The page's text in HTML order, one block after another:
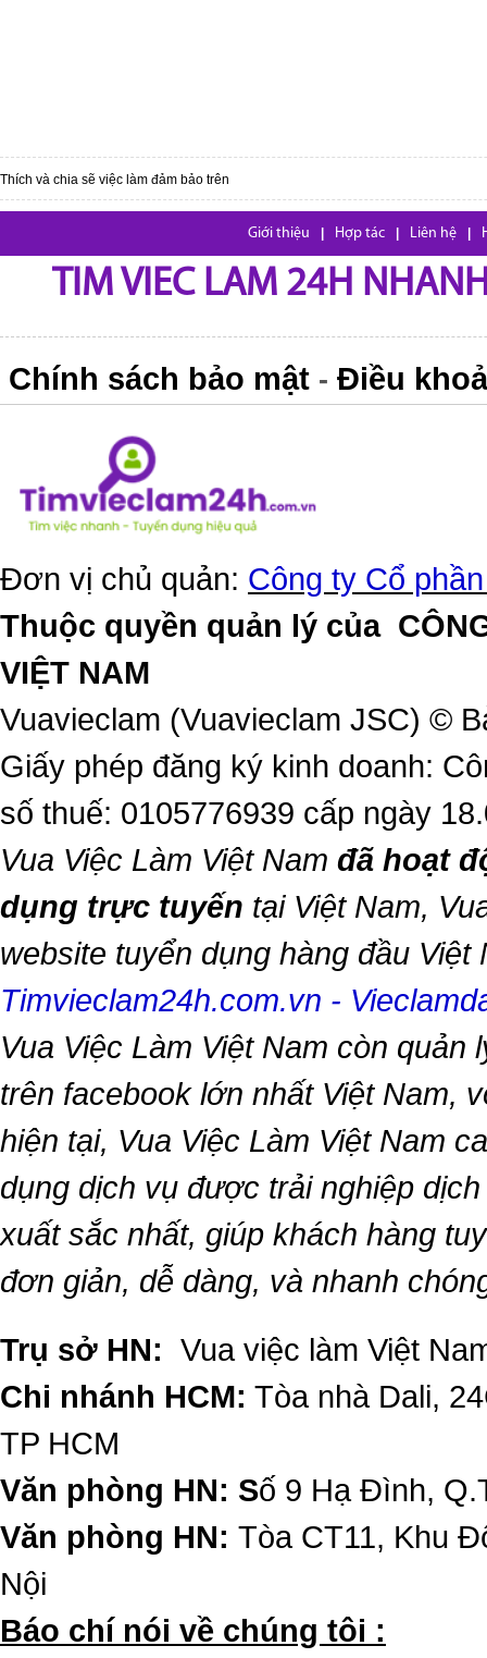
Thích và chia sẽ việc làm đảm bảo trên
Giới thiệu Hợp tác Liên hệ
TIM VIEC LAM 24H
Chính sách bảo mật - Điều
Đơn vị chủ quản: Công ty Cổ
Thuộc quyền quản lý của
VIỆT NAM
Vuavieclam (Vuavieclam JSC) ©
Giấy phép đăng ký kinh doanh:
số thuế: 0105776939 cấp ngày
Vua Việc Làm Việt Nam đã hoạt
dụng trực tuyến tại Việt Nam,
website tuyển dụng hàng đầu
Timvieclam24h.com.vn -
Vua Việc Làm Việt Nam còn quản
trên facebook lớn nhất Việt Nam,
hiện tại, Vua Việc Làm Việt Nam
dụng dịch vụ được trải nghiệp
xuất sắc nhất, giúp khách hàng
đơn giản, dễ dàng, và nhanh
Trụ sở HN: Vua việc làm Việt
Chi nhánh HCM: Tòa nhà Dali,
TP HCM
Văn phòng HN: Số 9 Hạ Đình,
Văn phòng HN: Tòa CT11, Khu
Nội
​Báo chí nói về chúng tôi :